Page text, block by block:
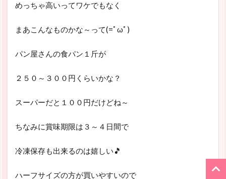
めっちゃ高いってワケでもなく
まあこんなものかな～って(=ﾟωﾟ)
パン屋さんの食パン１斤が
２５０～３００円くらいかな？
スーパーだと１００円だけどね～
ちなみに賞味期限は３～４日間で
冷凍保存も出来るのは嬉しい🎵
ハーフサイズの方が買いやすいので